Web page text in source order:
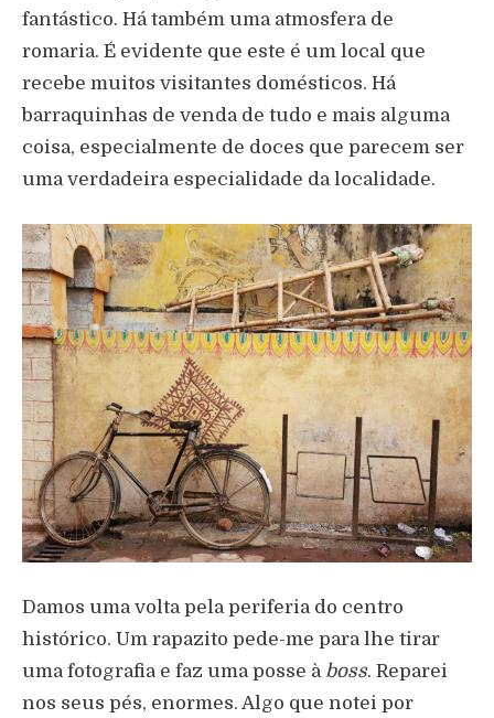
fantástico. Há também uma atmosfera de
romaria. É evidente que este é um local que
recebe muitos visitantes domésticos. Há
barraquinhas de venda de tudo e mais alguma
coisa, especialmente de doces que parecem ser
uma verdadeira especialidade da localidade.
Damos uma volta pela periferia do centro
histórico. Um rapazito pede-me para lhe tirar
uma fotografia e faz uma posse à boss. Reparei
nos seus pés, enormes. Algo que notei por